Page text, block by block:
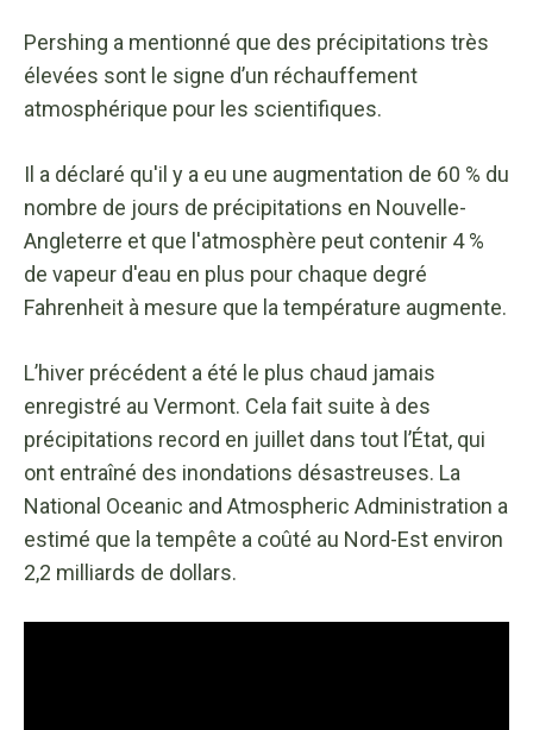
Pershing a mentionné que des précipitations très
élevées sont le signe d’un réchauffement
atmosphérique pour les scientifiques.
Il a déclaré qu'il y a eu une augmentation de 60 % du
nombre de jours de précipitations en Nouvelle-
Angleterre et que l'atmosphère peut contenir 4 %
de vapeur d'eau en plus pour chaque degré
Fahrenheit à mesure que la température augmente.
L’hiver précédent a été le plus chaud jamais
enregistré au Vermont. Cela fait suite à des
précipitations record en juillet dans tout l’État, qui
ont entraîné des inondations désastreuses. La
National Oceanic and Atmospheric Administration a
estimé que la tempête a coûté au Nord-Est environ
2,2 milliards de dollars.